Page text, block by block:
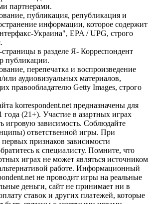
партнерами.
публикация, републикация и
информации, которое содержит
Украина", EPA / UPG, строго
в разделе Я- Корреспондент
публикации.
перепечатка и воспроизведение
аудиовизуальных материалов,
правообладателю Getty Images, строго
korrespondent.net предназначены для
года (21+). Участие в азартных играх
игровую зависимость. Соблюдайте
ответственной игры. При
признаков зависимости
к специалисту. Помните, что
играх не может являться источником
работе. Информационный
не проводит игры на реальные
деньги, сайт не принимает ни в
ставок и других платежей, которые